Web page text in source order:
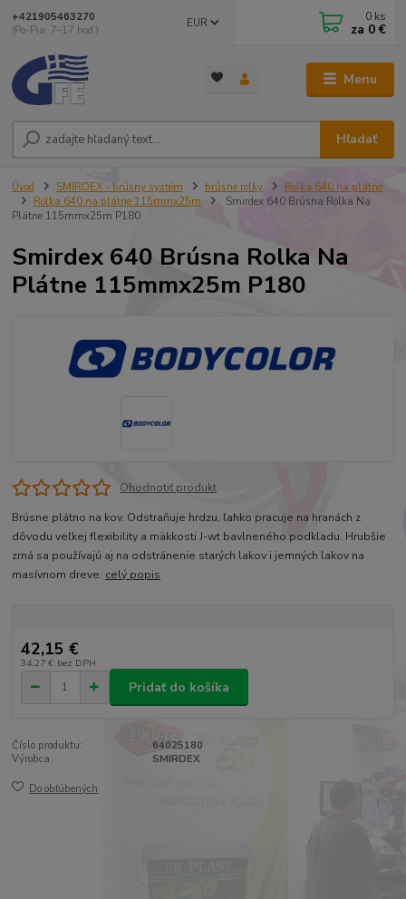
Menu
EUR
Hľadať
+421905463270
(Po-Pia, 7-17 hod.)
0 ks
za 0 €
Úvod SMIRDEX - brúsny systém brúsne rolky
Rolka 640 na plátne
Rolka 640 na plátne 115mmx25m
Smirdex 640 Brúsna Rolka Na
Plátne 115mmx25m P180
Smirdex 640 Brúsna Rolka Na
Plátne 115mmx25m P180
Ohodnotiť produkt
Brúsne plátno na kov. Odstraňuje hrdzu, ľahko pracuje na hranách z
dôvodu veľkej flexibility a mäkkosti J-wt bavlneného podkladu. Hrubšie
zrná sa používajú aj na odstránenie starých lakov i jemných lakov na
masívnom dreve. celý popis
42,15 €
34,27 € bez DPH
Pridať do košíka
Číslo produktu:
64025180
Výrobca:
SMIRDEX
Do obľúbených